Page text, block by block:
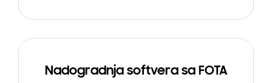
Nadogradnja softvera sa FOTA